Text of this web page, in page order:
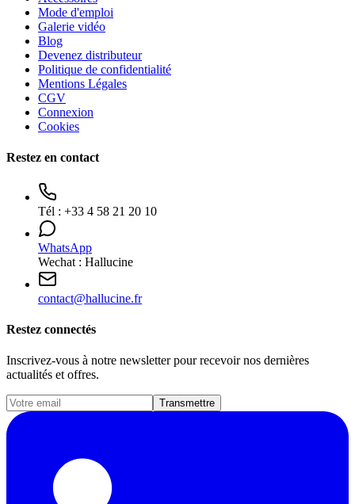
Mode d'emploi
Galerie vidéo
Blog
Devenez distributeur
Politique de confidentialité
Mentions Légales
CGV
Connexion
Cookies
Restez en contact
Tél : +33 4 58 21 20 10
WhatsApp
Wechat : Hallucine
contact@hallucine.fr
Restez connectés
Inscrivez-vous à notre newsletter pour recevoir nos dernières
actualités et offres.
Transmettre